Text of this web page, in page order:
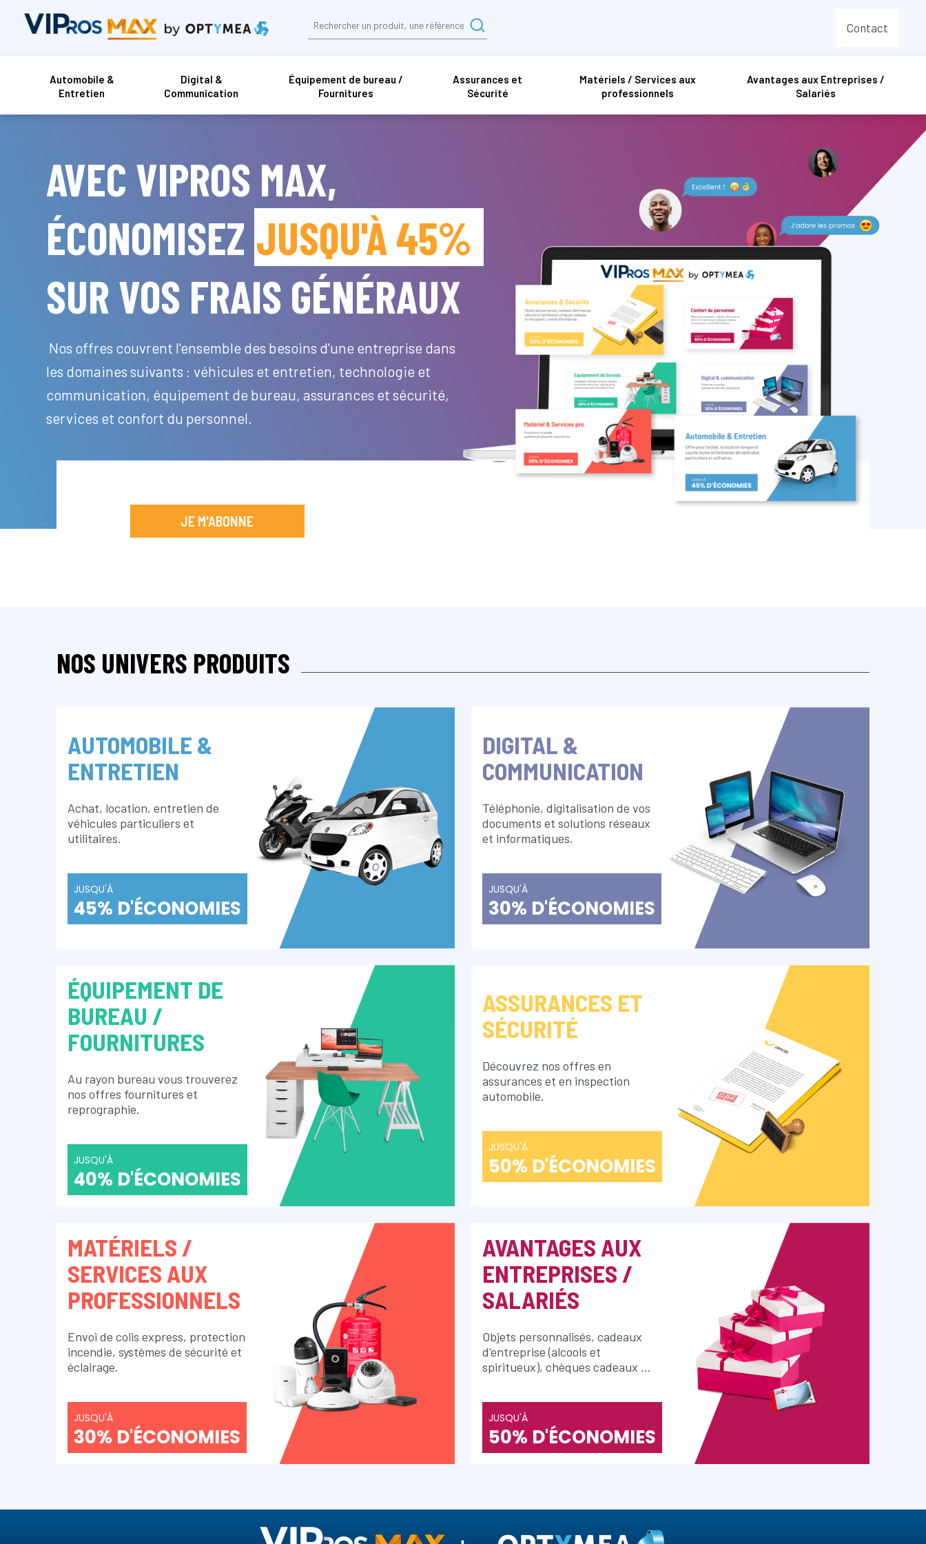
Contact
Automobile &
Entretien
Digital &
Communication
Équipement de bureau /
Fournitures
Assurances et
Sécurité
Matériels / Services aux
professionnels
Avantages aux Entreprises /
Salariés
AVEC VIPROS MAX,
ÉCONOMISEZ JUSQU'À 45%
SUR VOS FRAIS GÉNÉRAUX
Nos offres couvrent l'ensemble des besoins d'une entreprise dans
les domaines suivants : véhicules et entretien, technologie et
communication, équipement de bureau, assurances et sécurité,
services et confort du personnel.
JE M'ABONNE
NOS UNIVERS PRODUITS
AUTOMOBILE &
ENTRETIEN
Achat, location, entretien de
véhicules particuliers et
utilitaires.
JUSQU'À
45% D'ÉCONOMIES
DIGITAL &
COMMUNICATION
Téléphonie, digitalisation de vos
documents et solutions réseaux
et informatiques.
JUSQU'À
30% D'ÉCONOMIES
ÉQUIPEMENT DE
BUREAU /
FOURNITURES
Au rayon bureau vous trouverez
nos offres fournitures et
reprographie.
JUSQU'À
40% D'ÉCONOMIES
ASSURANCES ET
SÉCURITÉ
Découvrez nos offres en
assurances et en inspection
automobile.
JUSQU'À
50% D'ÉCONOMIES
MATÉRIELS /
SERVICES AUX
PROFESSIONNELS
Envoi de colis express, protection
incendie, systèmes de sécurité et
éclairage.
JUSQU'À
30% D'ÉCONOMIES
AVANTAGES AUX
ENTREPRISES /
SALARIÉS
Objets personnalisés, cadeaux
d'entreprise (alcools et
spiritueux), chèques cadeaux …
JUSQU'À
50% D'ÉCONOMIES